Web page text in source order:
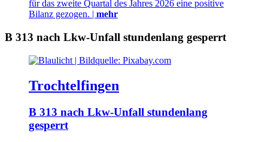
für das zweite Quartal des Jahres 2026 eine positive
Bilanz gezogen. | mehr
B 313 nach Lkw-Unfall stundenlang gesperrt
Trochtelfingen
B 313 nach Lkw-Unfall stundenlang
gesperrt